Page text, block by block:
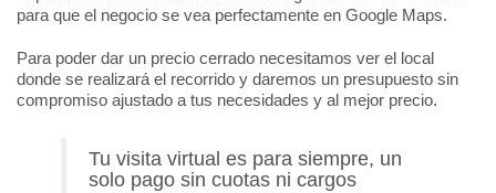
para que el negocio se vea perfectamente en Google Maps.
Para poder dar un precio cerrado necesitamos ver el local
donde se realizará el recorrido y daremos un presupuesto sin
compromiso ajustado a tus necesidades y al mejor precio.
Tu visita virtual es para siempre, un
solo pago sin cuotas ni cargos